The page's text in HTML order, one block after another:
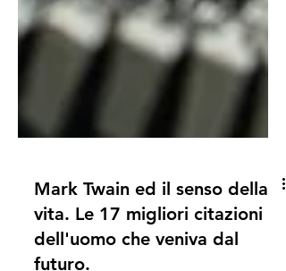
Mark Twain ed il senso della
vita. Le 17 migliori citazioni